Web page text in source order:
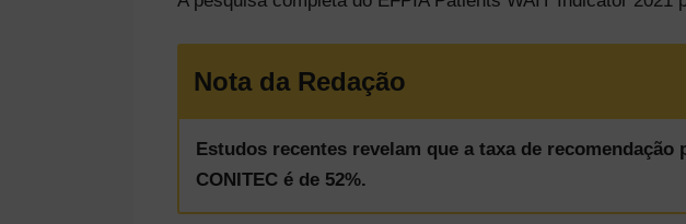
Nota da Redação
Estudos recentes revelam que a taxa de
CONITEC é de 52%.